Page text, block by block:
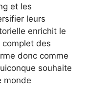
et les
leurs
enrichit le
des
donc comme
souhaite
monde